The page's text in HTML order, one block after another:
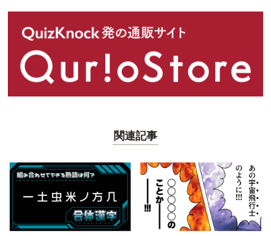
関連記事